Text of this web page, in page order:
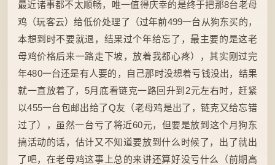
最近诸事都不太顺畅，唯一值得庆幸的是终于把那8台老母
鸡（玩客云）给低价处理了（过年前499一台从狗东买的，
本想到时不要就退，结果过个年给忘了，最主要的是这老
母鸡价格后来一路走下坡，放着我都心疼），其实刚过完
年480一台还是有人要的，自己那时没想着亏钱没出，结果
就一直放着了，5月底看链克一路回升到2元左右时，赶紧
以455一台包邮出给了Q友（老母鸡是出了，链克又给忘错
过了），虽然一台亏了将近60元，但要是放到这个月狗东
搞活动的话，估计又不知道要放到什么时候了，出了就出
了吧，在老母鸡这事上总的来讲还算好没亏什么（前期高